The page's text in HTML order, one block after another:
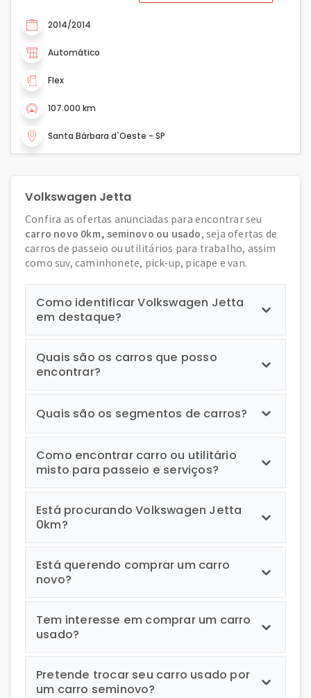
2014/2014
Automático
Flex
107.000 km
Santa Bárbara d`Oeste - SP
Volkswagen Jetta
Confira as ofertas anunciadas para encontrar seu
carro novo 0km, seminovo ou usado, seja ofertas de
carros de passeio ou utilitários para trabalho, assim
como suv, caminhonete, pick-up, picape e van.
Como identificar Volkswagen Jetta
em destaque?
Quais são os carros que posso
encontrar?
Quais são os segmentos de carros?
Como encontrar carro ou utilitário
misto para passeio e serviços?
Está procurando Volkswagen Jetta
0km?
Está querendo comprar um carro
novo?
Tem interesse em comprar um carro
usado?
Pretende trocar seu carro usado por
um carro seminovo?